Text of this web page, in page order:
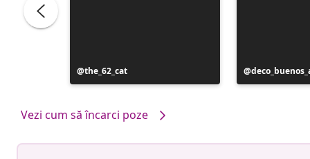
Postare
publicată
the_62_cat
Postare
publicată
Vezi cum să încarci poze